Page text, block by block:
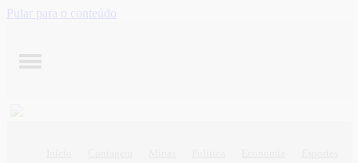
Pular para o conteúdo